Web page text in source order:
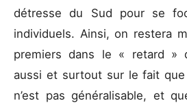
détresse du Sud pour se
individuels. Ainsi, on restera
premiers dans le « retard »
aussi et surtout sur le fait
n’est pas généralisable, et